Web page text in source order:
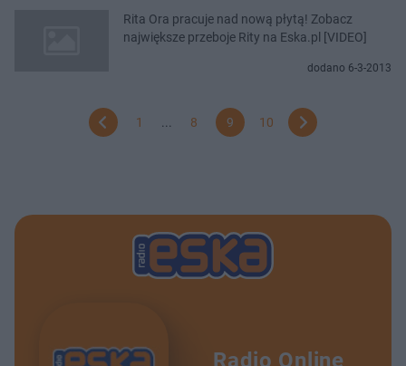
Rita Ora pracuje nad nową płytą! Zobacz
największe przeboje Rity na Eska.pl [VIDEO]
dodano 6-3-2013
1 ... 8 9 10
Radio Online